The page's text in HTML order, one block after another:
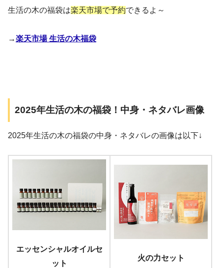
生活の木の福袋は楽天市場で予約できるよ～
→楽天市場 生活の木福袋
2025年生活の木の福袋！中身・ネタバレ画像
2025年生活の木の福袋の中身・ネタバレの画像は以下↓
エッセンシャルオイルセ
ット
火の力セット